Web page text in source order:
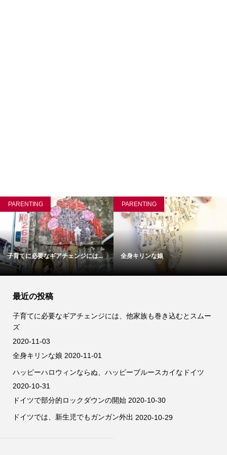
PARENTING
子育てに必要なギアチェンジには...
PARENTING
全身キリンな娘
最近の投稿
子育てに必要なギアチェンジには、他家族も巻き込むとスムー
ズ
2020-11-03
全身キリンな娘 2020-11-01
ハッピーハロウィンならぬ、ハッピーブルースカイなドイツ
2020-10-31
ドイツで部分的ロックダウンの開始 2020-10-30
ドイツでは、新生児でもガンガン外出 2020-10-29